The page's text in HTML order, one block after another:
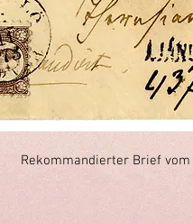
Rekommandierter Brief vom